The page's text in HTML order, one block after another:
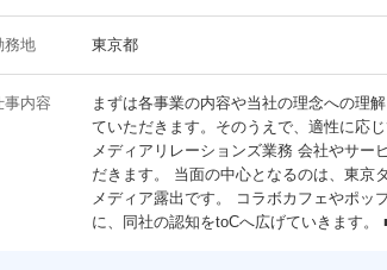
社員食堂あり
オフィスがきれい
20代活躍の職場
スポーツジム有り
務地 東京都
事内容
まずは各事業の内容や当社の理念への理
ていただきます。そのうえで、適性に応
メディアリレーションズ業務 会社やサー
だきます。 当面の中心となるのは、東京
メディア露出です。 コラボカフェやポッ
に、同社の認知をtoCへ広げていきます